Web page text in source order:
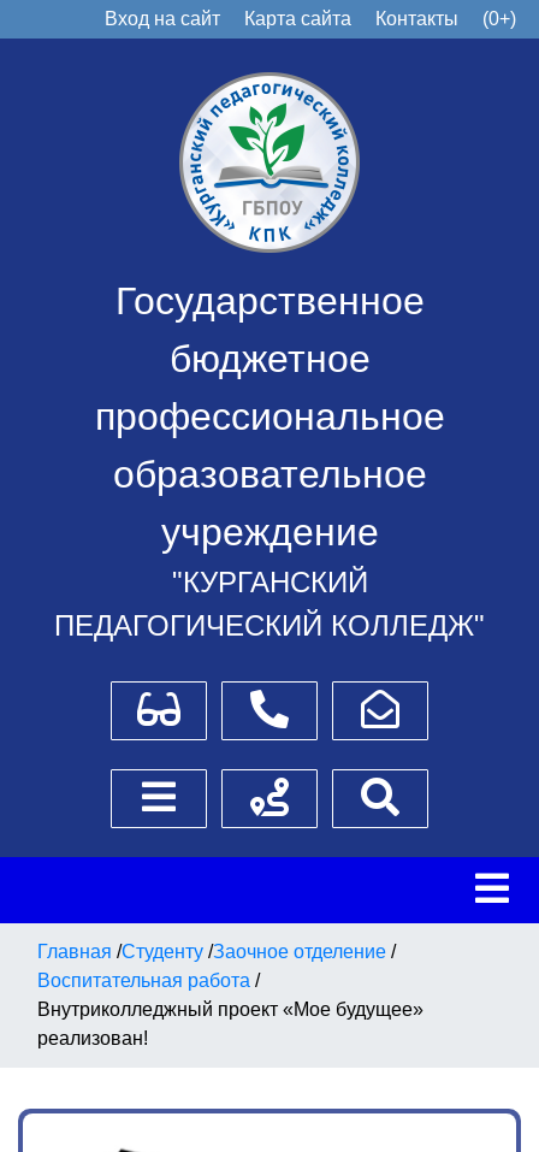
Вход на сайт Карта сайта Контакты (0+)
Государственное
бюджетное
профессиональное
образовательное
учреждение
"КУРГАНСКИЙ
ПЕДАГОГИЧЕСКИЙ КОЛЛЕДЖ"
Для слабовидящихТелефоныНаписать обращение
Боковое менюСхема проезда
Главная /Студенту /Заочное отделение /
Воспитательная работа /
Внутриколледжный проект «Мое будущее»
реализован!